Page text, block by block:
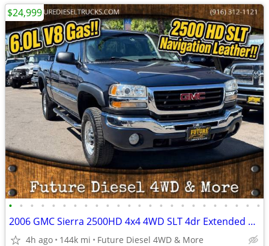
• • • • • • • • • • • • • • • • • • • • • • • •
2006 GMC Sierra 2500HD 4x4 4WD SLT 4dr Extended Cab SB Pickup Truck
4h ago 144k mi Future Diesel 4WD & More
$24,999